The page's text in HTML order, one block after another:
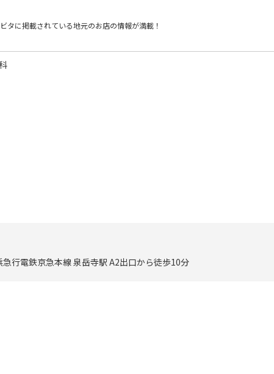
タに掲載されている地元のお店の情報が満載！
行電鉄京急本線 泉岳寺駅 A2出口から徒歩10分